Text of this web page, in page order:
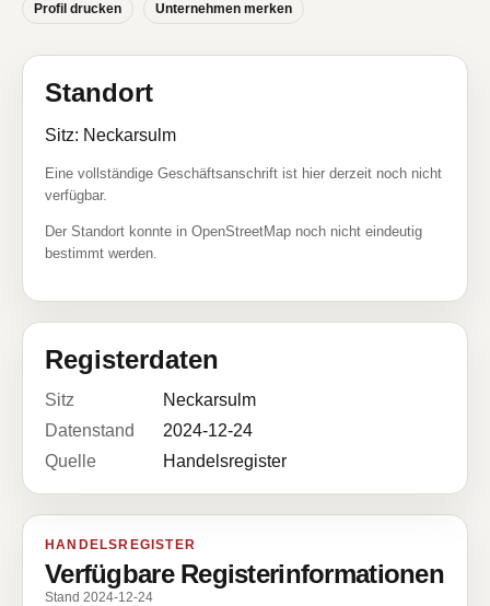
Profil drucken Unternehmen merken
Standort
Sitz: Neckarsulm
Eine vollständige Geschäftsanschrift ist hier derzeit noch nicht
verfügbar.
Der Standort konnte in OpenStreetMap noch nicht eindeutig
bestimmt werden.
Registerdaten
Sitz
Neckarsulm
Datenstand
2024-12-24
Quelle
Handelsregister
HANDELSREGISTER
Verfügbare Registerinformationen
Stand 2024-12-24